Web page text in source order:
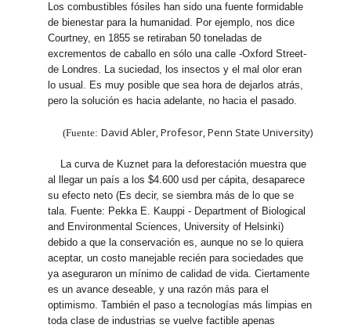
Los combustibles fósiles han sido una fuente formidable
de bienestar para la humanidad. Por ejemplo, nos dice
Courtney, en 1855 se retiraban 50 toneladas de
excrementos de caballo en sólo una calle -Oxford Street-
de Londres. La suciedad, los insectos y el mal olor eran
lo usual. Es muy posible que sea hora de dejarlos atrás,
pero la solución es hacia adelante, no hacia el pasado.
(Fuente: David Abler, Profesor, Penn State University)
La curva de Kuznet para la deforestación muestra que
al llegar un país a los $4.600 usd per cápita, desaparece
su efecto neto (Es decir, se siembra más de lo que se
tala. Fuente: Pekka E. Kauppi - Department of Biological
and Environmental Sciences, University of Helsinki)
debido a que la conservación es, aunque no se lo quiera
aceptar, un costo manejable recién para sociedades que
ya aseguraron un mínimo de calidad de vida. Ciertamente
es un avance deseable, y una razón más para el
optimismo. También el paso a tecnologías más limpias en
toda clase de industrias se vuelve factible apenas